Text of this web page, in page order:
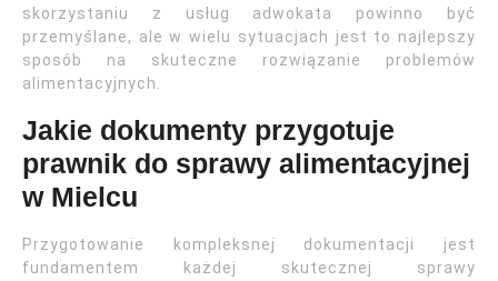
skorzystaniu z usług adwokata powinno być
przemyślane, ale w wielu sytuacjach jest to najlepszy
sposób na skuteczne rozwiązanie problemów
alimentacyjnych.
Jakie dokumenty przygotuje
prawnik do sprawy alimentacyjnej
w Mielcu
Przygotowanie kompleksnej dokumentacji jest
fundamentem każdej skutecznej sprawy